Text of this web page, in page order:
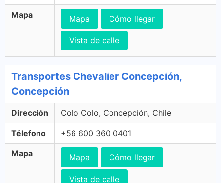
Mapa Mapa Cómo llegar
Vista de calle
Transportes Chevalier Concepción,
Concepción
Dirección Colo Colo, Concepción, Chile
Télefono +56 600 360 0401
Mapa Mapa Cómo llegar
Vista de calle